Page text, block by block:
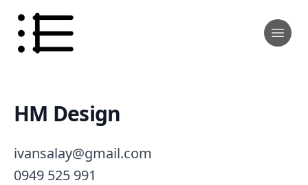
HM Design
ivansalay@gmail.com
0949 525 991